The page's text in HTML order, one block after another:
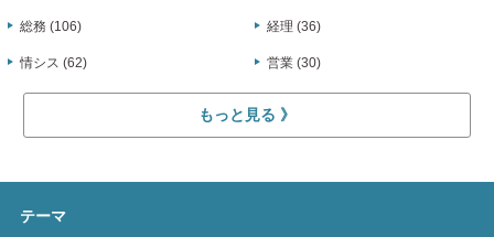
総務 (106) 経理 (36)
情シス (62) 営業 (30)
もっと見る
テーマ